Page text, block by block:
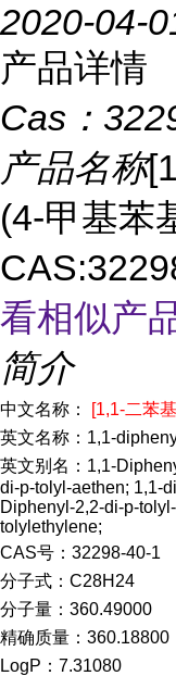
2020-04-
产品详情
Cas：
产品名称
(4-甲基苯
看相似产
简介
中文名称：
[1,1-二苯
英文名称：1,1-
英文别名：1,1-
di-p-tolyl-aethen; 1,1-
Diphenyl-2,2-di-p-
tolylethylene;
CAS号：32298-40-1
分子式：C28H24
分子量：360.49000
精确质量：360.18800
LogP：7.31080